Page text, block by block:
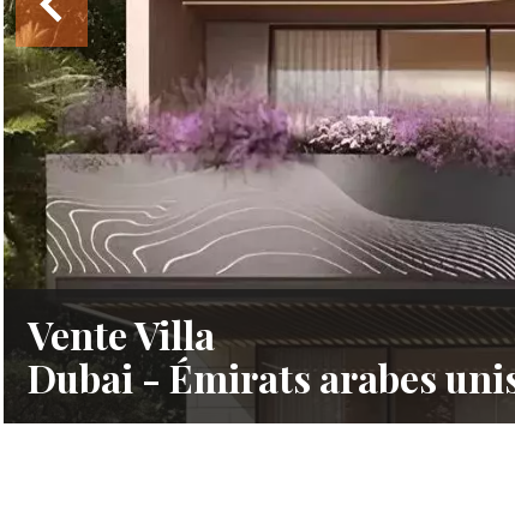
Vente Villa
Dubai - Émirats arabes